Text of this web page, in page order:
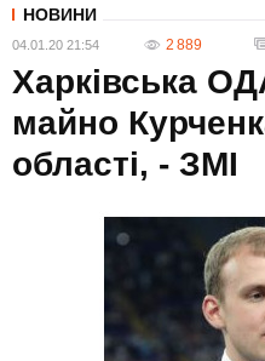
НОВИНИ
04.01.20 21:54 2 889
Харківська
майно
області, - ЗМІ